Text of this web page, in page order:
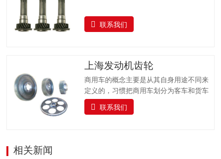
联系我们
上海发动机齿轮
商用车的概念主要是从其自身用途不同来
定义的，习惯把商用车划分为客车和货车
两大类。汽车的实际使用情况非常复杂，
如起步、怠速停车、低速等，这就要求汽
联系我们
相关新闻